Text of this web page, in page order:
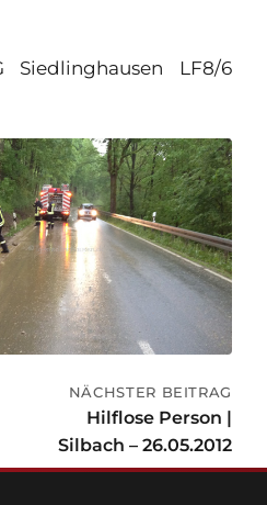
LF8/6
NÄCHSTER BEITRAG
Hilflose Person |
Silbach – 26.05.2012